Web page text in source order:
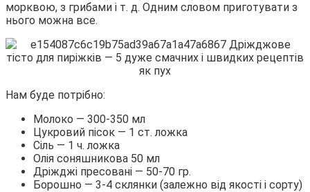
морквою, з грибами і т. д. Одним словом приготувати з
нього можна все.
Нам буде потрібно:
Молоко — 300-350 мл
Цукровий пісок — 1 ст. ложка
Сіль — 1 ч. ложка
Олія соняшникова 50 мл
Дріжджі пресовані — 50-70 гр.
Борошно — 3-4 склянки (залежно від якості і сорту)